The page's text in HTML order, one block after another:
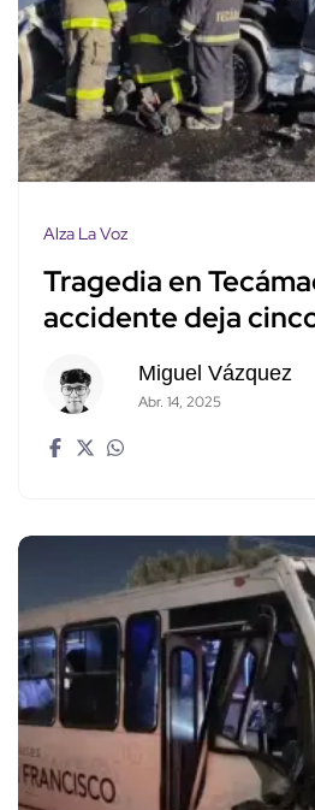
Alza La Voz
Tragedia en
accidente deja
Miguel Vázquez
Abr. 14, 2025